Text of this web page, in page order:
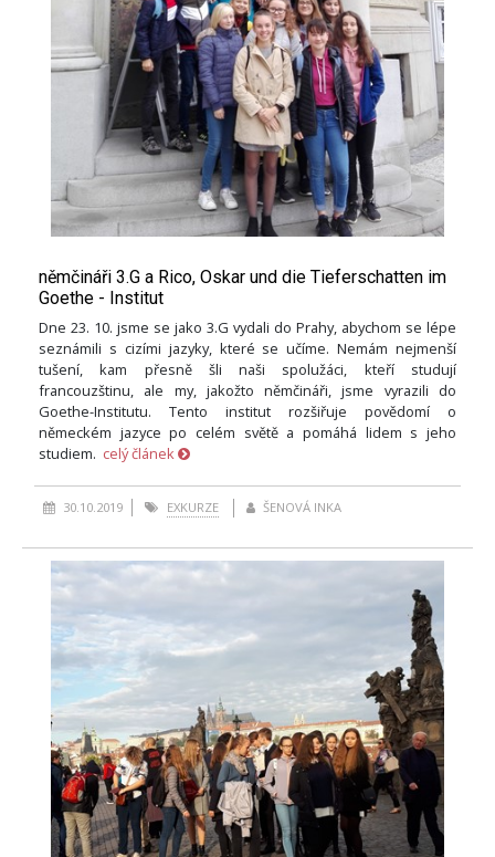
němčináři 3.G a Rico, Oskar und die Tieferschatten im
Goethe - Institut
Dne 23. 10. jsme se jako 3.G vydali do Prahy, abychom se lépe
seznámili s cizími jazyky, které se učíme. Nemám nejmenší
tušení, kam přesně šli naši spolužáci, kteří studují
francouzštinu, ale my, jakožto němčináři, jsme vyrazili do
Goethe-Institutu. Tento institut rozšiřuje povědomí o
německém jazyce po celém světě a pomáhá lidem s jeho
studiem. celý článek
30.10.2019 EXKURZE ŠENOVÁ INKA